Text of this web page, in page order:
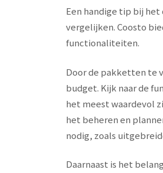
Een handige tip bij
vergelijken. Coosto
functionaliteiten.
Door de pakketten te
budget. Kijk naar de
het meest waardevol
het beheren en
nodig, zoals
Daarnaast is het